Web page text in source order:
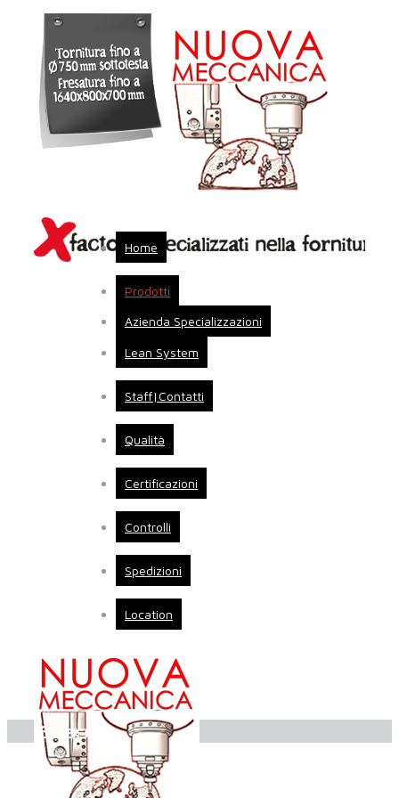
Home
Prodotti
Azienda Specializzazioni
Lean System
Staff|Contatti
Qualità
Certificazioni
Controlli
Spedizioni
Location
Bussole